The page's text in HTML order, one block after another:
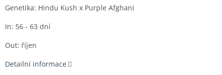
Genetika: Hindu Kush x Purple Afghani
In: 56 - 63 dní
Out: říjen
Detailní informace